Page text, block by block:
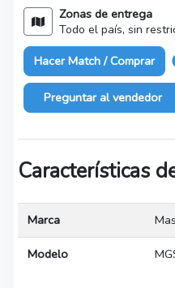
Zonas de entrega
Todo el país, sin
Hacer Match / Comprar
Preguntar al vendedor
Características
Marca
Modelo